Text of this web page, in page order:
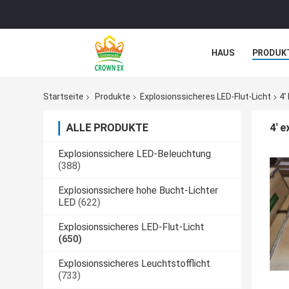
HAUS
Startseite
Produkte Explosionssicheres LED-Flut-Licht 4'
ALLE PRODUKTE
Explosionssichere LED-Beleuchtung
(388)
Explosionssichere hohe Bucht-Lichter
LED (622)
Explosionssicheres LED-Flut-Licht
(650)
Explosionssicheres Leuchtstofflicht
(733)
4'